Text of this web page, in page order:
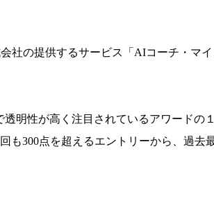
社の提供するサービス「AIコーチ・マイ
明性が高く注目されているアワードの
も300点を超えるエントリーから、過